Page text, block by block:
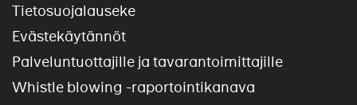
Tietosuojalauseke
Evästekäytännöt
Palveluntuottajille ja tavarantoimittajille
Whistle blowing -raportointikanava